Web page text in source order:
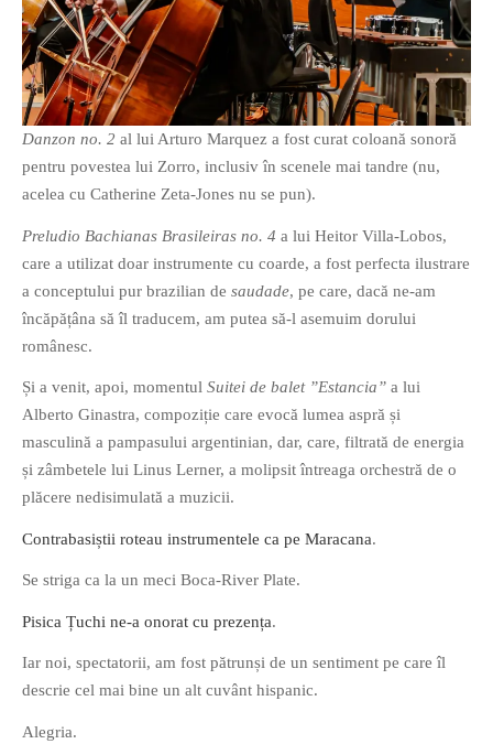
Danzon no. 2 al lui Arturo Marquez a fost curat coloană sonoră
pentru povestea lui Zorro, inclusiv în scenele mai tandre (nu,
acelea cu Catherine Zeta-Jones nu se pun).
Preludio Bachianas Brasileiras no. 4 a lui Heitor Villa-Lobos,
care a utilizat doar instrumente cu coarde, a fost perfecta ilustrare
a conceptului pur brazilian de saudade, pe care, dacă ne-am
încăpățâna să îl traducem, am putea să-l asemuim dorului
românesc.
Și a venit, apoi, momentul Suitei de balet ”Estancia” a lui
Alberto Ginastra, compoziție care evocă lumea aspră și
masculină a pampasului argentinian, dar, care, filtrată de energia
și zâmbetele lui Linus Lerner, a molipsit întreaga orchestră de o
plăcere nedisimulată a muzicii.
Contrabasiștii roteau instrumentele ca pe Maracana.
Se striga ca la un meci Boca-River Plate.
Pisica Țuchi ne-a onorat cu prezența.
Iar noi, spectatorii, am fost pătrunși de un sentiment pe care îl
descrie cel mai bine un alt cuvânt hispanic.
Alegria.